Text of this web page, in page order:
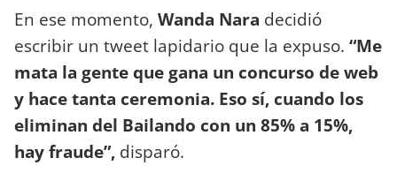
En ese momento, Wanda Nara decidió
escribir un tweet lapidario que la expuso. “Me
mata la gente que gana un concurso de web
y hace tanta ceremonia. Eso sí, cuando los
eliminan del Bailando con un 85% a 15%,
hay fraude”, disparó.